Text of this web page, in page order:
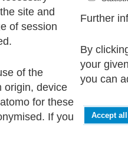
site and
of session
of the
origin, device
for these
If you
Further
By
your
you can
Accept